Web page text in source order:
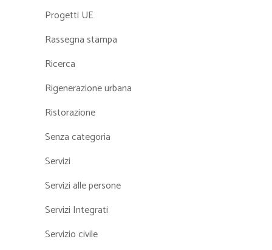
Progetti UE
Rassegna stampa
Ricerca
Rigenerazione urbana
Ristorazione
Senza categoria
Servizi
Servizi alle persone
Servizi Integrati
Servizio civile